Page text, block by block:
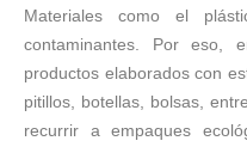
Materiales como el
contaminantes. Por eso,
productos elaborados con
pitillos, botellas, bolsas,
recurrir a empaques